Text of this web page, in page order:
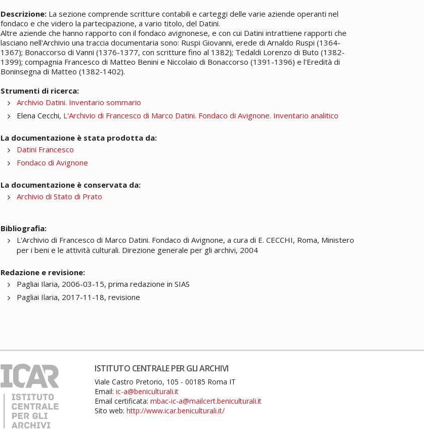
Descrizione: La sezione comprende scritture contabili e carteggi delle varie aziende operanti nel
fondaco e che videro la partecipazione, a vario titolo, del Datini.
Altre aziende che hanno rapporto con il fondaco avignonese, e con cui Datini intrattiene rapporti che
lasciano nell'Archivio una traccia documentaria sono: Ruspi Giovanni, erede di Arnaldo Ruspi (1364-
1367); Bonaccorso di Vanni (1376-1377, con scritture fino al 1382); Tedaldi Lorenzo di Buto (1382-
1399); compagnia Francesco di Matteo Benini e Niccolaio di Bonaccorso (1391-1396) e l'Eredità di
Boninsegna di Matteo (1382-1402).
Strumenti di ricerca:
Archivio Datini. Inventario sommario
Elena Cecchi, L'Archivio di Francesco di Marco Datini. Fondaco di Avignone. Inventario analitico
La documentazione è stata prodotta da:
Datini Francesco
Fondaco di Avignone
La documentazione è conservata da:
Archivio di Stato di Prato
Bibliografia:
L'Archivio di Francesco di Marco Datini. Fondaco di Avignone, a cura di E. CECCHI, Roma, Ministero
per i beni e le attività culturali. Direzione generale per gli archivi, 2004
Redazione e revisione:
Pagliai Ilaria, 2006-03-15, prima redazione in SIAS
Pagliai Ilaria, 2017-11-18, revisione
ISTITUTO CENTRALE PER GLI ARCHIVI
Viale Castro Pretorio, 105 - 00185 Roma IT
Email:ic-a@beniculturali.it
Email certificata:mbac-ic-a@mailcert.beniculturali.it
Sito web:http://www.icar.beniculturali.it/